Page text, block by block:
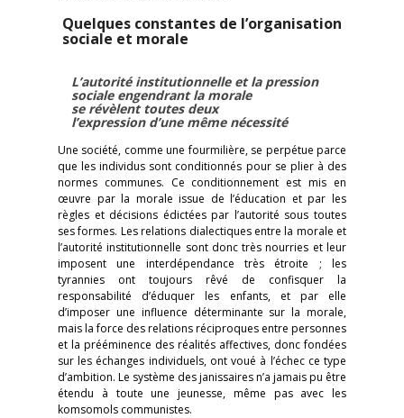
Quelques constantes de l’organisation
sociale et morale
L’autorité institutionnelle et la pression
sociale engendrant la morale
se révèlent toutes deux
l’expression d’une même nécessité
Une société, comme une fourmilière, se perpétue parce
que les individus sont conditionnés pour se plier à des
normes communes. Ce conditionnement est mis en
œuvre par la morale issue de l’éducation et par les
règles et décisions édictées par l’autorité sous toutes
ses formes. Les relations dialectiques entre la morale et
l’autorité institutionnelle sont donc très nourries et leur
imposent une interdépendance très étroite ; les
tyrannies ont toujours rêvé de confisquer la
responsabilité d’éduquer les enfants, et par elle
d’imposer une influence déterminante sur la morale,
mais la force des relations réciproques entre personnes
et la prééminence des réalités affectives, donc fondées
sur les échanges individuels, ont voué à l’échec ce type
d’ambition. Le système des janissaires n’a jamais pu être
étendu à toute une jeunesse, même pas avec les
komsomols communistes.